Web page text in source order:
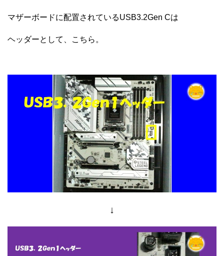
マザーボードに配置されているUSB3.2Gen Cは
ヘッダーとして、こちら。
↓